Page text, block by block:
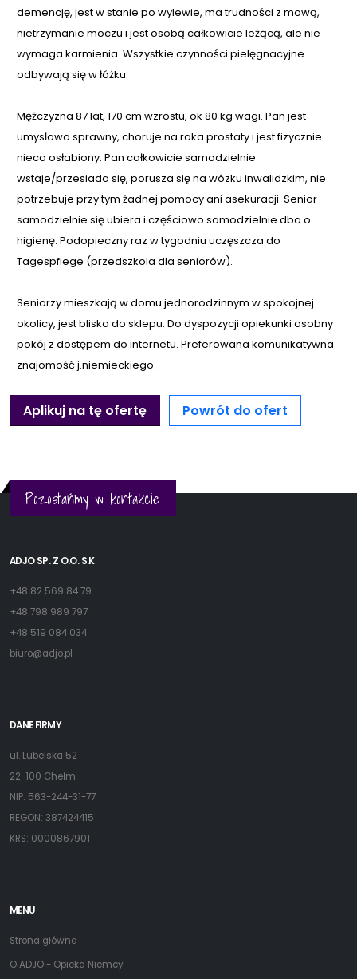
demencję, jest w stanie po wylewie, ma trudności z mową,
nietrzymanie moczu i jest osobą całkowicie leżącą, ale nie
wymaga karmienia. Wszystkie czynności pielęgnacyjne
odbywają się w łóżku.
Mężczyzna 87 lat, 170 cm wzrostu, ok 80 kg wagi. Pan jest
umysłowo sprawny, choruje na raka prostaty i jest fizycznie
nieco osłabiony. Pan całkowicie samodzielnie
wstaje/przesiada się, porusza się na wózku inwalidzkim, nie
potrzebuje przy tym żadnej pomocy ani asekuracji. Senior
samodzielnie się ubiera i częściowo samodzielnie dba o
higienę. Podopieczny raz w tygodniu uczęszcza do
Tagespflege (przedszkola dla seniorów).
Seniorzy mieszkają w domu jednorodzinnym w spokojnej
okolicy, jest blisko do sklepu. Do dyspozycji opiekunki osobny
pokój z dostępem do internetu. Preferowana komunikatywna
znajomość j.niemieckiego.
Aplikuj na tę ofertę Powrót do ofert
Pozostańmy w kontakcie
ADJO SP. Z O.O. S.K
+48 82 569 84 79
+48 798 989 797
+48 519 084 034
biuro@adjo.pl
DANE FIRMY
ul. Lubelska 52
22-100 Chełm
NIP: 563-244-31-77
REGON: 387424415
KRS: 0000867901
MENU
Strona główna
O ADJO - Opieka Niemcy